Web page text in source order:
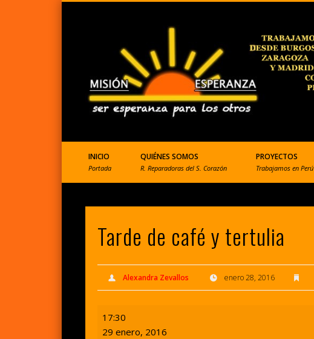
ONGD que ayuda a Perú
INICIO
Portada
QUIÉNES SOMOS
R. Reparadoras del S. Corazón
PROYECTOS
Trabajamos en Perú
Tarde de café y tertulia
Alexandra Zevallos enero 28, 2016
Tarde
de
17:30
29 enero, 2016